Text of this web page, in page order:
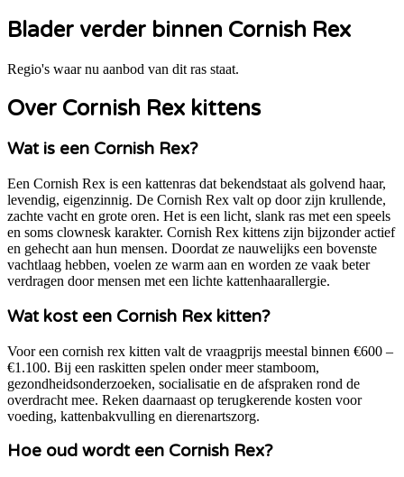
Blader verder binnen Cornish Rex
Regio's waar nu aanbod van dit ras staat.
Over Cornish Rex kittens
Wat is een Cornish Rex?
Een Cornish Rex is een kattenras dat bekendstaat als golvend haar,
levendig, eigenzinnig. De Cornish Rex valt op door zijn krullende,
zachte vacht en grote oren. Het is een licht, slank ras met een speels
en soms clownesk karakter. Cornish Rex kittens zijn bijzonder actief
en gehecht aan hun mensen. Doordat ze nauwelijks een bovenste
vachtlaag hebben, voelen ze warm aan en worden ze vaak beter
verdragen door mensen met een lichte kattenhaarallergie.
Wat kost een Cornish Rex kitten?
Voor een cornish rex kitten valt de vraagprijs meestal binnen €600 –
€1.100. Bij een raskitten spelen onder meer stamboom,
gezondheidsonderzoeken, socialisatie en de afspraken rond de
overdracht mee. Reken daarnaast op terugkerende kosten voor
voeding, kattenbakvulling en dierenartszorg.
Hoe oud wordt een Cornish Rex?